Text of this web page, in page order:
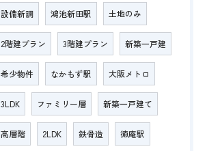
設備新調 鴻池新田駅 土地のみ
2階建プラン 3階建プラン 新築一戸建
希少物件 なかもず駅 大阪メトロ
3LDK ファミリー層 新築一戸建て
高層階 2LDK 鉄骨造 徳庵駅